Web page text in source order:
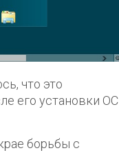
что это
его установки ОС
борьбы с